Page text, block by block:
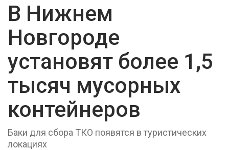
В Нижнем
Новгороде
установят более 1,5
тысяч мусорных
контейнеров
Баки для сбора ТКО появятся в туристических
локациях